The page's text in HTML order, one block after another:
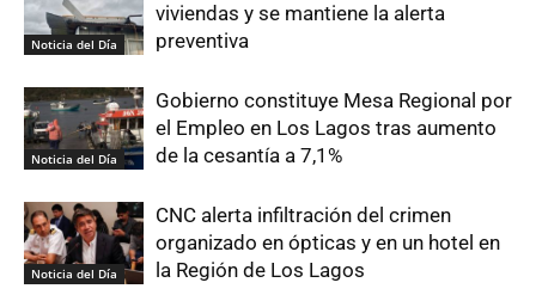
Noticia del Día
viviendas y se mantiene la alerta
preventiva
Noticia del Día
Gobierno constituye Mesa Regional por
el Empleo en Los Lagos tras aumento
de la cesantía a 7,1%
Noticia del Día
CNC alerta infiltración del crimen
organizado en ópticas y en un hotel en
la Región de Los Lagos